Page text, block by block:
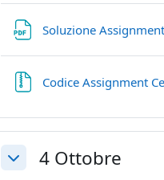
Soluzione
Codice Assignment
Minimizza4 Ottobre